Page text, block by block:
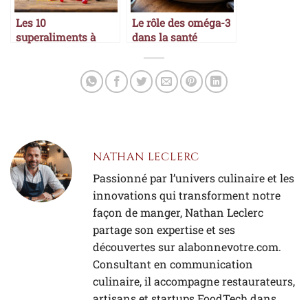
Les 10
superaliments à
Le rôle des oméga-3
dans la santé
NATHAN LECLERC
Passionné par l’univers culinaire et les
innovations qui transforment notre
façon de manger, Nathan Leclerc
partage son expertise et ses
découvertes sur alabonnevotre.com.
Consultant en communication
culinaire, il accompagne restaurateurs,